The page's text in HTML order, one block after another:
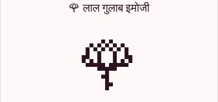
🌹 लाल गुलाब इमोजी
🌹